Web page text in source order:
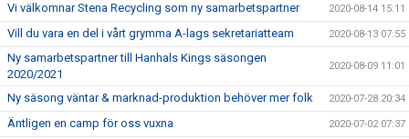
Vi välkomnar Stena Recycling som ny samarbetspartner 2020-08-14 15:11
Vill du vara en del i vårt grymma A-lags sekretariatteam 2020-08-13 07:55
Ny samarbetspartner till Hanhals Kings säsongen
2020/2021
2020-08-09 11:01
Ny säsong väntar & marknad-produktion behöver mer folk 2020-07-28 20:34
Äntligen en camp för oss vuxna 2020-07-02 07:37